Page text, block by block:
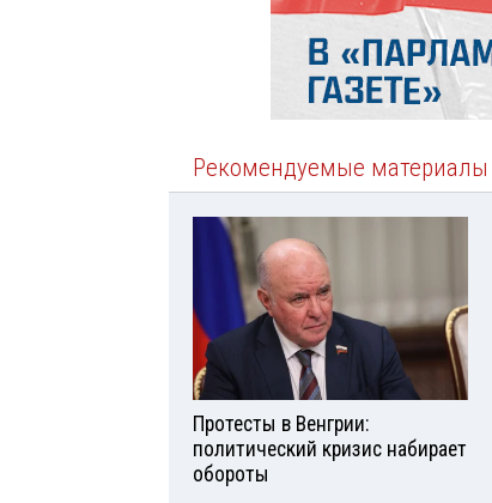
Рекомендуемые материалы
Протесты в Венгрии:
политический кризис набирает
обороты